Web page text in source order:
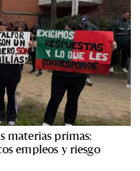
materias primas:
empleos y riesgo